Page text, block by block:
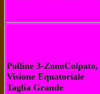
Polline 3-ZonoColpato,
Visione Equatoriale
Taglia Grande